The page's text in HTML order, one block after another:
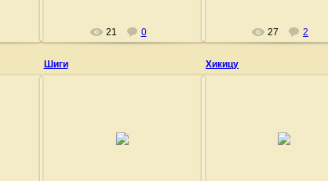
21 0 27 2
Шиги Хикицу